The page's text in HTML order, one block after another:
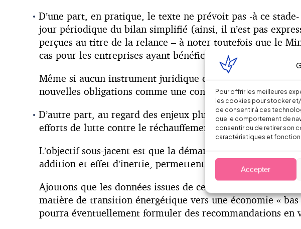
Pour offrir les meilleures
les cookies pour stocker
de consentir à ces
que le comportement de
consentir ou de retirer son
caractéristiques et
Accepter
D’une part, en pratique, le texte ne prévoit pas -à ce
jour périodique du bilan simplifié (ainsi, il n’est pas
perçues au titre de la relance – à noter toutefois que le
cas pour les entreprises ayant bénéficié du dispositif
Même si aucun instrument juridique de sanctions n’est
nouvelles obligations comme une contrepartie aux crédits
D’autre part, au regard des enjeux plus généralement, il
efforts de lutte contre le réchauffement climatique global.
L’objectif sous-jacent est que la démarche de bilan
addition et effet d’inertie, permettent d’accélérer cette
Ajoutons que les données issues de ces bilans
matière de transition énergétique vers une économie «
pourra éventuellement formuler des recommandations en